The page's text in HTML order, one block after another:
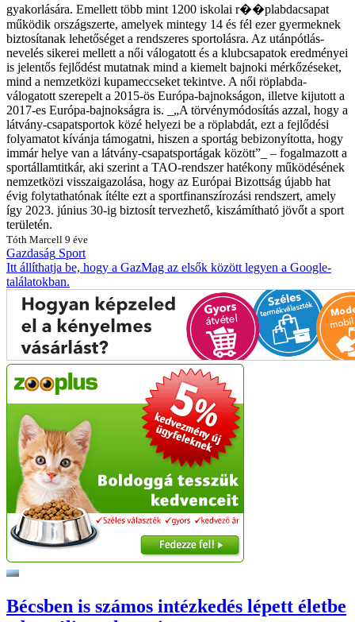
gyakorlására. Emellett több mint 1200 iskolai r��plabdacsapat
működik országszerte, amelyek mintegy 14 és fél ezer gyermeknek
biztosítanak lehetőséget a rendszeres sportolásra. Az utánpótlás-
nevelés sikerei mellett a női válogatott és a klubcsapatok eredményei
is jelentős fejlődést mutatnak mind a kiemelt bajnoki mérkőzéseket,
mind a nemzetközi kupameccseket tekintve. A női röplabda-
válogatott szerepelt a 2015-ös Európa-bajnokságon, illetve kijutott a
2017-es Európa-bajnokságra is. _„A törvénymódosítás azzal, hogy a
látvány-csapatsportok közé helyezi be a röplabdát, ezt a fejlődési
folyamatot kívánja támogatni, hiszen a sportág bebizonyította, hogy
immár helye van a látvány-csapatsportágak között”_ – fogalmazott a
sportállamtitkár, aki szerint a TAO-rendszer hatékony működésének
nemzetközi visszaigazolása, hogy az Európai Bizottság újabb hat
évig folytathatónak ítélte ezt a sportfinanszírozási rendszert, amely
így 2023. június 30-ig biztosít tervezhető, kiszámítható jövőt a sport
területén.
Tóth Marcell 9 éve
Gazdaság Sport
Itt állíthatja be, hogy a GazMag az elsők között legyen a Google-
találatokban.
Bécsben is számos intézkedés lépett életbe